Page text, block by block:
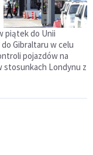
piątek do Unii
Gibraltaru w celu
pojazdów na
stosunkach Londynu z